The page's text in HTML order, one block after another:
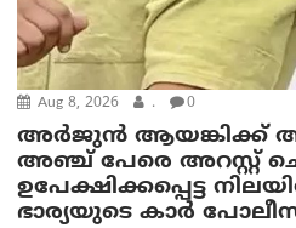
Aug 8, 2026 . 0
അര്‍ജുന്‍ ആയങ്കിക്ക്
അഞ്ച് പേരെ അറസ്റ്റ്
ഉപേക്ഷിക്കപ്പെട്ട
ഭാര്യയുടെ കാര്‍